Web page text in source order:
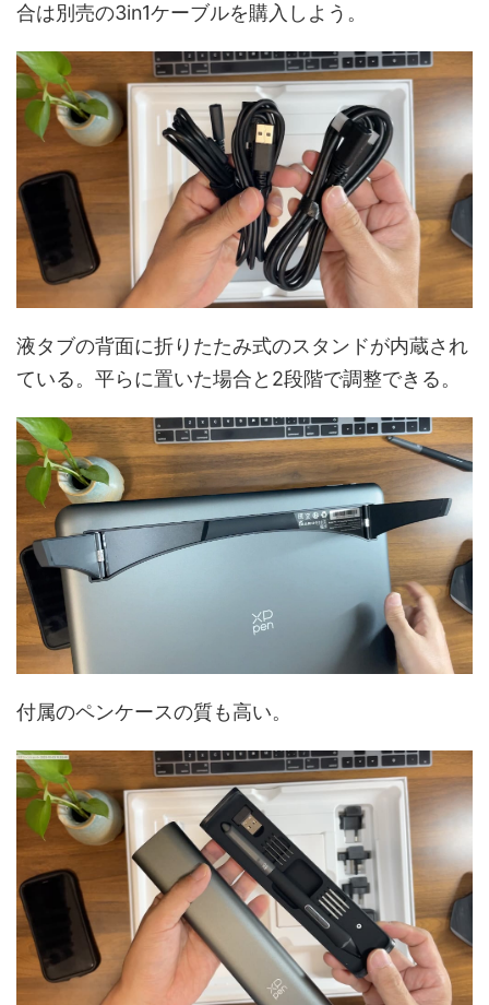
合は別売の3in1ケーブルを購入しよう。
液タブの背面に折りたたみ式のスタンドが内蔵され
ている。平らに置いた場合と2段階で調整できる。
付属のペンケースの質も高い。